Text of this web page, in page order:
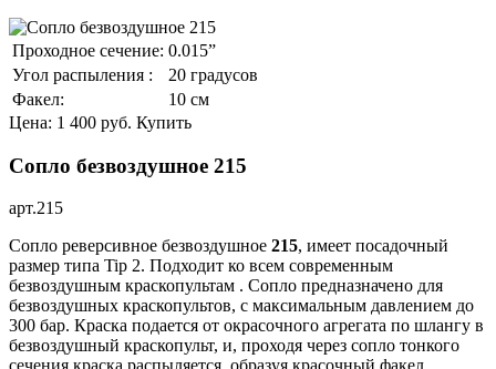
Проходное сечение: 0.015”
Угол распыления :
20 градусов
Факел:
10 см
Цена: 1 400 руб. Купить
Сопло безвоздушное 215
арт.215
Сопло реверсивное безвоздушное 215, имеет посадочный
размер типа Tip 2. Подходит ко всем современным
безвоздушным краскопультам . Сопло предназначено для
безвоздушных краскопультов, с максимальным давлением до
300 бар. Краска подается от окрасочного агрегата по шлангу в
безвоздушный краскопульт, и, проходя через сопло тонкого